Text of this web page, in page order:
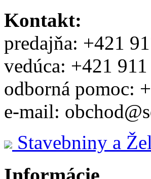
Kontakt:
predajňa: +421
vedúca: +421
odborná pomoc:
e-mail:
Stavebniny a